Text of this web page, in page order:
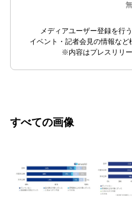
メディアユーザー登録を行
イベント・記者会見の情報など
※内容はプレスリリ
すべての画像